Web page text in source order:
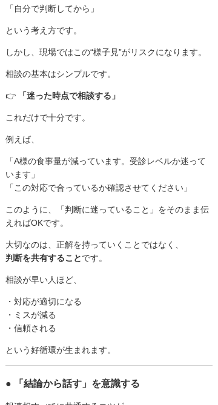
「自分で判断してから」
という考え方です。
しかし、現場ではこの“様子見”がリスクになります。
相談の基本はシンプルです。
👉 「迷った時点で相談する」
これだけで十分です。
例えば、
「A様の食事量が減っています。受診レベルか迷って
います」
「この対応で合っているか確認させてください」
このように、「判断に迷っていること」をそのまま伝
えればOKです。
大切なのは、正解を持っていくことではなく、
判断を共有することです。
相談が早い人ほど、
・対応が適切になる
・ミスが減る
・信頼される
という好循環が生まれます。
● 「結論から話す」を意識する